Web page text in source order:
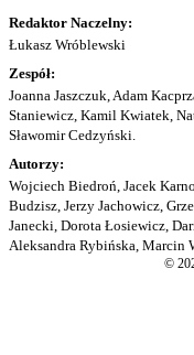
Redaktor Naczelny:
Łukasz Wróblewski
Zespół:
Joanna Jaszczuk, Adam
Staniewicz, Kamil Kwiatek,
Sławomir Cedzyński.
Autorzy:
Wojciech Biedroń, Jacek
Budzisz, Jerzy Jachowicz,
Janecki, Dorota Łosiewicz,
Aleksandra Rybińska, Marcin
©